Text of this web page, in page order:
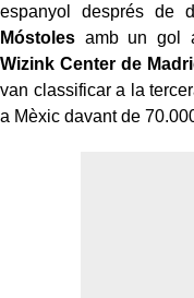
espanyol després de
Móstoles amb un gol
Wizink Center de
van classificar a la
a Mèxic davant de